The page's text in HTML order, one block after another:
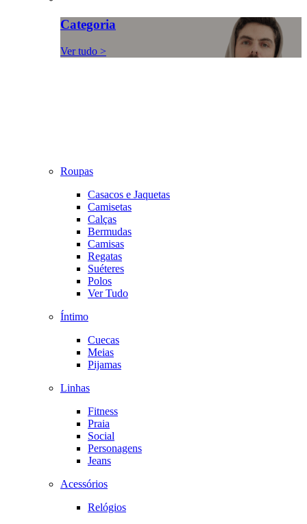
Categoria
Ver tudo >
Roupas
Casacos e Jaquetas
Camisetas
Calças
Bermudas
Camisas
Regatas
Suéteres
Polos
Ver Tudo
Íntimo
Cuecas
Meias
Pijamas
Linhas
Fitness
Praia
Social
Personagens
Jeans
Acessórios
Relógios